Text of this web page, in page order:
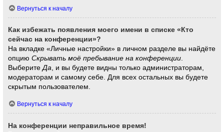
Вернуться к началу
Как избежать появления моего имени в списке «Кто
сейчас на конференции»?
На вкладке «Личные настройки» в личном разделе вы найдёте
опциюСкрывать моё пребывание на конференции.
ВыберитеДа, и вы будете видны только администраторам,
модераторам и самому себе. Для всех остальных вы будете
скрытым пользователем.
Вернуться к началу
На конференции неправильное время!